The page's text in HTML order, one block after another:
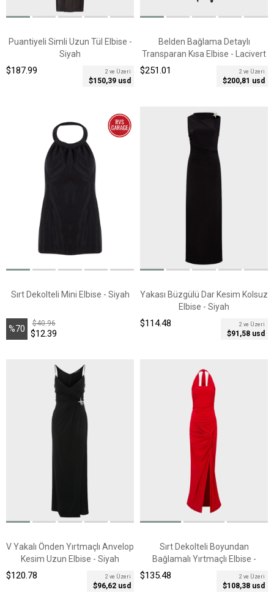
Puantiyeli Simli Uzun Tül Elbise -
Siyah
$187.99 2 ve Üzeri
$150,39 usd
Belden Bağlama Detaylı
Transparan Kısa Elbise - Lacivert
$251.01 2 ve Üzeri
$200,81 usd
Sırt Dekolteli Mini Elbise - Siyah
%70 $12.39
$40.96
Yakası Büzgülü Dar Kesim Kolsuz
Elbise - Siyah
$114.48 2 ve Üzeri
$91,58 usd
V Yakalı Önden Yırtmaçlı Anvelop
Kesim Uzun Elbise - Siyah
$120.78 2 ve Üzeri
$96,62 usd
Sırt Dekolteli Boyundan
Bağlamalı Yırtmaçlı Elbise -
$135.48 2 ve Üzeri
$108,38 usd